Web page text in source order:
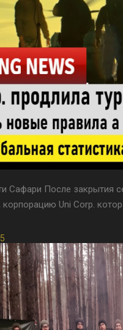
Сафари После закрытия
корпорацию Uni Corp.